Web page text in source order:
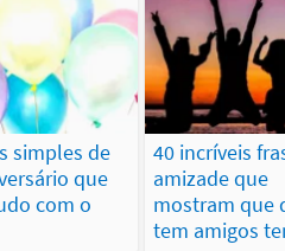
simples de
que
com o
40 incríveis
amizade que
mostram que
tem amigos